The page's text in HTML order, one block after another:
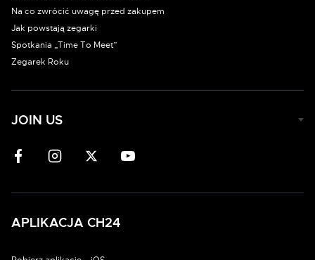
Na co zwrócić uwagę przed zakupem
Jak powstają zegarki
Spotkania „Time To Meet”
Zegarek Roku
JOIN US
APLIKACJA CH24